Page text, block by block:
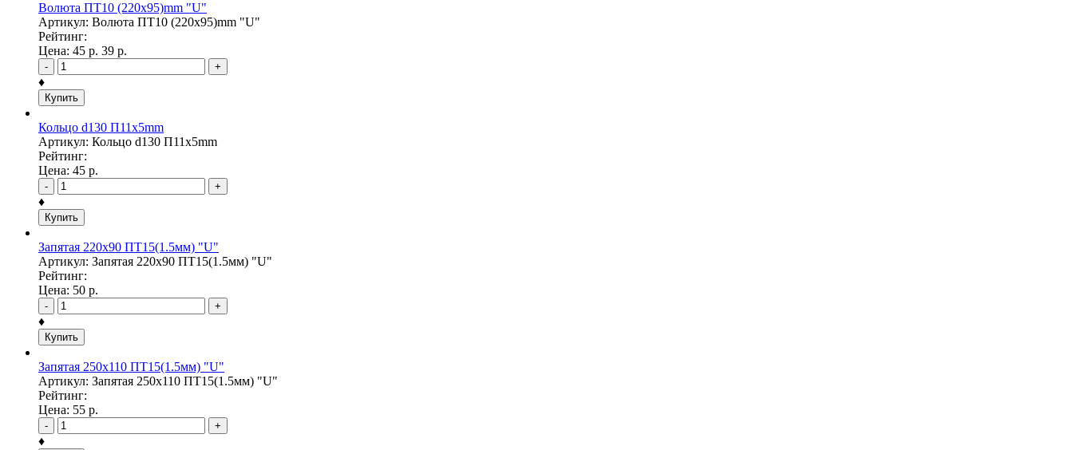
Волюта ПТ10 (220х95)mm "U"
Артикул: Волюта ПТ10 (220х95)mm "U"
Рейтинг:
Цена: 45 р. 39 р.
- +
♦
Купить
Кольцо d130 П11х5mm
Артикул: Кольцо d130 П11х5mm
Рейтинг:
Цена: 45 р.
- +
♦
Купить
Запятая 220х90 ПТ15(1.5мм) "U"
Артикул: Запятая 220х90 ПТ15(1.5мм) "U"
Рейтинг:
Цена: 50 р.
- +
♦
Купить
Запятая 250х110 ПТ15(1.5мм) "U"
Артикул: Запятая 250х110 ПТ15(1.5мм) "U"
Рейтинг:
Цена: 55 р.
- +
♦